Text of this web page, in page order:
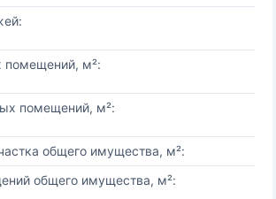
м²:
помещений, м²:
общего имущества, м²:
общего имущества, м²: